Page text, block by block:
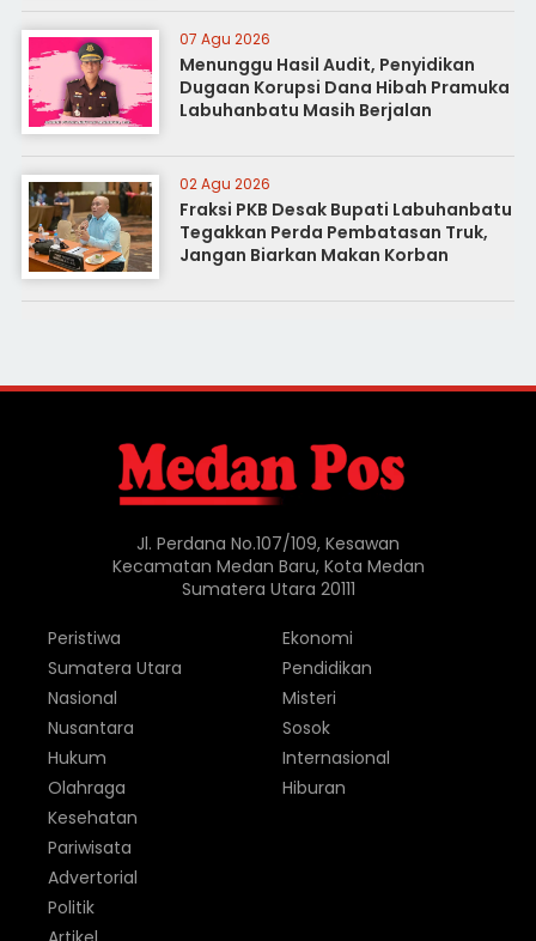
07 Agu 2026
Menunggu Hasil Audit, Penyidikan
Dugaan Korupsi Dana Hibah Pramuka
Labuhanbatu Masih Berjalan
02 Agu 2026
Fraksi PKB Desak Bupati Labuhanbatu
Tegakkan Perda Pembatasan Truk,
Jangan Biarkan Makan Korban
Jl. Perdana No.107/109, Kesawan
Kecamatan Medan Baru, Kota Medan
Sumatera Utara 20111
Peristiwa
Sumatera Utara
Nasional
Nusantara
Hukum
Olahraga
Ekonomi
Pendidikan
Misteri
Sosok
Internasional
Hiburan
Kesehatan
Pariwisata
Advertorial
Politik